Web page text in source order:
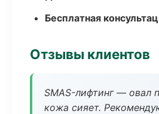
Бесплатная
Отзывы клиентов
SMAS-лифтинг — овал
кожа сияет.